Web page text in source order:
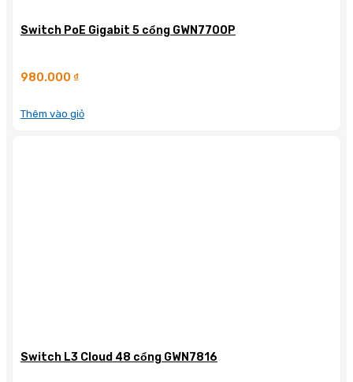
Switch PoE Gigabit 5 cổng GWN7700P
980.000 ₫
Thêm vào giỏ
Switch L3 Cloud 48 cổng GWN7816